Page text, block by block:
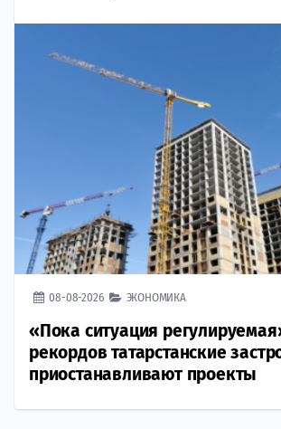
08-08-2026 ЭКОНОМИКА
«Пока ситуация
рекордов татарстанские
приостанавливают проекты